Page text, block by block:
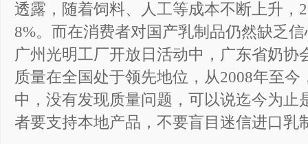
透露，随着饲料、人工等成本不断上升，
8%。而在消费者对国产乳制品仍然缺乏
广州光明工厂开放日活动中，广东省奶协
质量在全国处于领先地位，从2008年至
中，没有发现质量问题，可以说迄今为止
者要支持本地产品，不要盲目迷信进口乳